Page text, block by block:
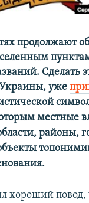
КРЫМА
продолжают
Сделать
уже
местные
районы,
хороший повод,